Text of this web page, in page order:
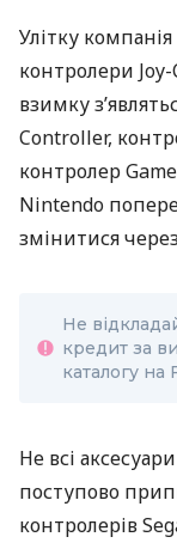
Улітку
контролери
взимку
Controller,
контролер
Nintendo
змінитися
Не
кредит за
каталогу на
Не всі
поступово
контролерів